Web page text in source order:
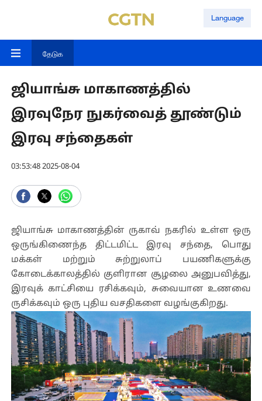
Language
தேடுக
ஜியாங்சு மாகாணத்தில்
இரவுநேர நுகர்வைத் தூண்டும்
இரவு சந்தைகள்
03:53:48 2025-08-04
ஜியாங்சு மாகாணத்தின் ருகாவ் நகரில் உள்ள ஒரு
ஒருங்கிணைந்த திட்டமிட்ட இரவு சந்தை, பொது
மக்கள் மற்றும் சுற்றுலாப் பயணிகளுக்கு
கோடைக்காலத்தில் குளிரான சூழலை அனுபவித்து,
இரவுக் காட்சியை ரசிக்கவும், சுவையான உணவை
ருசிக்கவும் ஒரு புதிய வசதிகளை வழங்குகிறது.